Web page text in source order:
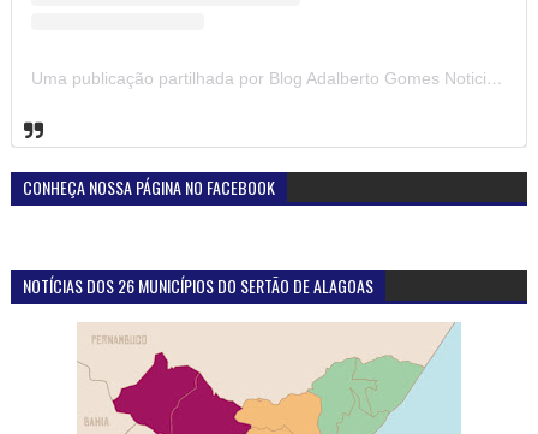
Uma publicação partilhada por Blog Adalberto Gomes Noticias (@blogadalbertogomesnoticiass)
CONHEÇA NOSSA PÁGINA NO FACEBOOK
NOTÍCIAS DOS 26 MUNICÍPIOS DO SERTÃO DE ALAGOAS